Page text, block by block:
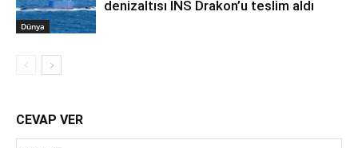
Dünya
denizaltısı INS Drakon’u teslim aldı
CEVAP VER